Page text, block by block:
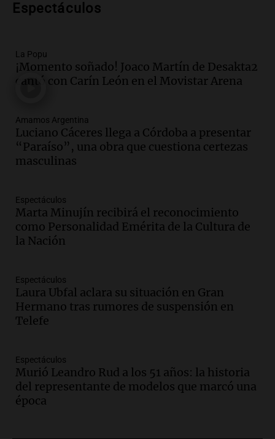
ante la detención y deportación en
Audio. Chile planteó mejorar la
conectividad fronteriza, aérea y digital
Episodios
Audio.Del fitness a la longevidad: por
qué crece el consumo de alimentos con
proteínas
Episodios
Audio.Investigan un asalto millonario a
la cooperativa Talamochita en Villa
María
Audio.La construcción en Argentina
cayó 4,1% en junio pero acumula un
aumento del 2,8% en el semestre
Audio.
acelera con un 2,9% en julio, según
datos preliminares
Panorama Federal
Audio.La justicia niega pedido de
Espectáculos
La Popu
¡Momento soñado! Joaco Martín de Desakta2
cantó con Carín León en el Movistar Arena
Amamos Argentina
Luciano Cáceres llega a Córdoba a presentar
“Paraíso”, una obra que cuestiona certezas
masculinas
Espectáculos
Marta Minujín recibirá el reconocimiento
como Personalidad Emérita de la Cultura de
la Nación
Espectáculos
Laura Ubfal aclara su situación en Gran
Hermano tras rumores de suspensión en
Telefe
Espectáculos
Murió Leandro Rud a los 51 años: la historia
del representante de modelos que marcó una
época